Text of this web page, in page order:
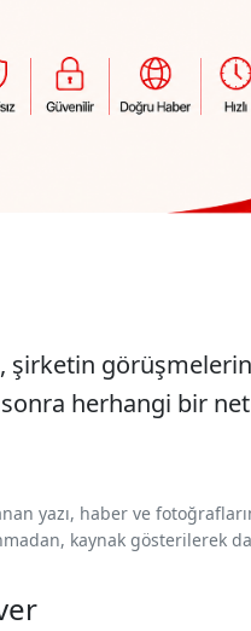
şirketin
herhangi bir
yazı, haber ve
kaynak gösterilerek